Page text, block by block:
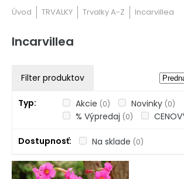
Úvod TRVALKY Trvalky A-Z Incarvillea
Incarvillea
Filter produktov
Typ Akcie (0) Novinky (0)
% Výpredaj (0)
Dostupnosť Na sklade (0)